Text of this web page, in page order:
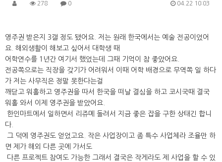
278 0 04.22 10:03
영주권 받은지 3갤 정도 됐어요. 저는 원래 한국에서는 예술 전공이었어
요. 해외생활이 해보고 싶어서 대학생 때
어학연수를 1년간 여기서 했었는데 그때 기억이 참 좋았어요.
전공쪽으로는 직장을 갖기가 어려워서 이때 어학 배경으로 무역쪽 일 하다
가 저는 사무직은 정말 못한다는걸
깨닫고 워홀하고 영주권을 따서 한국을 떠날 결심을 하고 코시국때 결국
워홀 와서 이제 영주권을 받았어요.
한인마트에서 일하면서 리쥬메 돌려서 지금 좋은 잡을 구한 상태긴 합니
다.
그 덕에 영주권도 얻었고요. 작은 사업장이고 좀 특수 사업체라 조율만 하
면 제가 해외 다른 곳에 가서도
다른 프로젝트 참여도 가능한 그래서 결국은 작게라도 제 사업을 할 수 있